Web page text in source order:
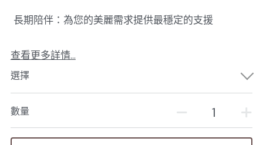
長期陪伴：為您的美麗需求提供最穩定的支援
查看更多詳情...
選擇
數量